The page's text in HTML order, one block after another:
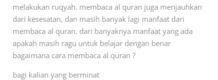
melakukan ruqyah. membaca al quran juga menjauhkan
dari kesesatan, dan masih banyak lagi manfaat dari
membaca al quran. dari banyaknya manfaat yang ada
apakah masih ragu untuk belajar dengan benar
bagaimana cara membaca al quran ?
bagi kalian yang berminat